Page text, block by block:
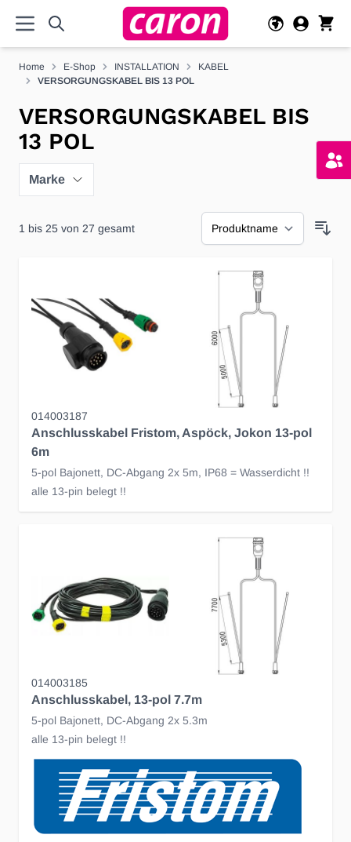
Home E-Shop INSTALLATION
KABEL
VERSORGUNGSKABEL BIS 13 POL
VERSORGUNGSKABEL BIS
13 POL
Marke
1 bis 25 von 27 gesamt
014003187
Anschlusskabel Fristom, Aspöck, Jokon 13-pol
6m
5-pol Bajonett, DC-Abgang 2x 5m, IP68 = Wasserdicht !!
alle 13-pin belegt !!
014003185
Anschlusskabel, 13-pol 7.7m
5-pol Bajonett, DC-Abgang 2x 5.3m
alle 13-pin belegt !!